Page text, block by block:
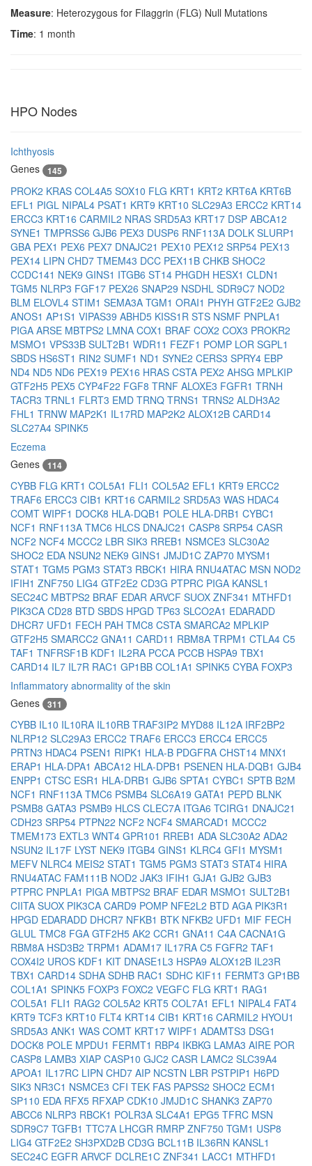
Measure: Heterozygous for Filaggrin (FLG) Null Mutations
Time: 1 month
HPO Nodes
Ichthyosis
Genes
145
PROK2 KRAS COL4A5 SOX10 FLG KRT1 KRT2 KRT6A KRT6B
EFL1 PIGL NIPAL4 PSAT1 KRT9 KRT10 SLC29A3 ERCC2 KRT14
ERCC3 KRT16 CARMIL2 NRAS SRD5A3 KRT17 DSP ABCA12
SYNE1 TMPRSS6 GJB6 PEX3 DUSP6 RNF113A DOLK SLURP1
GBA PEX1 PEX6 PEX7 DNAJC21 PEX10 PEX12 SRP54 PEX13
PEX14 LIPN CHD7 TMEM43 DCC PEX11B CHKB SHOC2
CCDC141 NEK9 GINS1 ITGB6 ST14 PHGDH HESX1 CLDN1
TGM5 NLRP3 FGF17 PEX26 SNAP29 NSDHL SDR9C7 NOD2
BLM ELOVL4 STIM1 SEMA3A TGM1 ORAI1 PHYH GTF2E2 GJB2
ANOS1 AP1S1 VIPAS39 ABHD5 KISS1R STS NSMF PNPLA1
PIGA ARSE MBTPS2 LMNA COX1 BRAF COX2 COX3 PROKR2
MSMO1 VPS33B SULT2B1 WDR11 FEZF1 POMP LOR SGPL1
SBDS HS6ST1 RIN2 SUMF1 ND1 SYNE2 CERS3 SPRY4 EBP
ND4 ND5 ND6 PEX19 PEX16 HRAS CSTA PEX2 AHSG MPLKIP
GTF2H5 PEX5 CYP4F22 FGF8 TRNF ALOXE3 FGFR1 TRNH
TACR3 TRNL1 FLRT3 EMD TRNQ TRNS1 TRNS2 ALDH3A2
FHL1 TRNW MAP2K1 IL17RD MAP2K2 ALOX12B CARD14
SLC27A4 SPINK5
Eczema
Genes
114
CYBB FLG KRT1 COL5A1 FLI1 COL5A2 EFL1 KRT9 ERCC2
TRAF6 ERCC3 CIB1 KRT16 CARMIL2 SRD5A3 WAS HDAC4
COMT WIPF1 DOCK8 HLA-DQB1 POLE HLA-DRB1 CYBC1
NCF1 RNF113A TMC6 HLCS DNAJC21 CASP8 SRP54 CASR
NCF2 NCF4 MCCC2 LBR SIK3 RREB1 NSMCE3 SLC30A2
SHOC2 EDA NSUN2 NEK9 GINS1 JMJD1C ZAP70 MYSM1
STAT1 TGM5 PGM3 STAT3 RBCK1 HIRA RNU4ATAC MSN NOD2
IFIH1 ZNF750 LIG4 GTF2E2 CD3G PTPRC PIGA KANSL1
SEC24C MBTPS2 BRAF EDAR ARVCF SUOX ZNF341 MTHFD1
PIK3CA CD28 BTD SBDS HPGD TP63 SLCO2A1 EDARADD
DHCR7 UFD1 FECH PAH TMC8 CSTA SMARCA2 MPLKIP
GTF2H5 SMARCC2 GNA11 CARD11 RBM8A TRPM1 CTLA4 C5
TAF1 TNFRSF1B KDF1 IL2RA PCCA PCCB HSPA9 TBX1
CARD14 IL7 IL7R RAC1 GP1BB COL1A1 SPINK5 CYBA FOXP3
Inflammatory abnormality of the skin
Genes
311
CYBB IL10 IL10RA IL10RB TRAF3IP2 MYD88 IL12A IRF2BP2
NLRP12 SLC29A3 ERCC2 TRAF6 ERCC3 ERCC4 ERCC5
PRTN3 HDAC4 PSEN1 RIPK1 HLA-B PDGFRA CHST14 MNX1
ERAP1 HLA-DPA1 ABCA12 HLA-DPB1 PSENEN HLA-DQB1 GJB4
ENPP1 CTSC ESR1 HLA-DRB1 GJB6 SPTA1 CYBC1 SPTB B2M
NCF1 RNF113A TMC6 PSMB4 SLC6A19 GATA1 PEPD BLNK
PSMB8 GATA3 PSMB9 HLCS CLEC7A ITGA6 TCIRG1 DNAJC21
CDH23 SRP54 PTPN22 NCF2 NCF4 SMARCAD1 MCCC2
TMEM173 EXTL3 WNT4 GPR101 RREB1 ADA SLC30A2 ADA2
NSUN2 IL17F LYST NEK9 ITGB4 GINS1 KLRC4 GFI1 MYSM1
MEFV NLRC4 MEIS2 STAT1 TGM5 PGM3 STAT3 STAT4 HIRA
RNU4ATAC FAM111B NOD2 JAK3 IFIH1 GJA1 GJB2 GJB3
PTPRC PNPLA1 PIGA MBTPS2 BRAF EDAR MSMO1 SULT2B1
CIITA SUOX PIK3CA CARD9 POMP NFE2L2 BTD AGA PIK3R1
HPGD EDARADD DHCR7 NFKB1 BTK NFKB2 UFD1 MIF FECH
GLUL TMC8 FGA GTF2H5 AK2 CCR1 GNA11 C4A CACNA1G
RBM8A HSD3B2 TRPM1 ADAM17 IL17RA C5 FGFR2 TAF1
COX4I2 UROS KDF1 KIT DNASE1L3 HSPA9 ALOX12B IL23R
TBX1 CARD14 SDHA SDHB RAC1 SDHC KIF11 FERMT3 GP1BB
COL1A1 SPINK5 FOXP3 FOXC2 VEGFC FLG KRT1 RAG1
COL5A1 FLI1 RAG2 COL5A2 KRT5 COL7A1 EFL1 NIPAL4 FAT4
KRT9 TCF3 KRT10 FLT4 KRT14 CIB1 KRT16 CARMIL2 HYOU1
SRD5A3 ANK1 WAS COMT KRT17 WIPF1 ADAMTS3 DSG1
DOCK8 POLE MPDU1 FERMT1 RBP4 IKBKG LAMA3 AIRE POR
CASP8 LAMB3 XIAP CASP10 GJC2 CASR LAMC2 SLC39A4
APOA1 IL17RC LIPN CHD7 AIP NCSTN LBR PSTPIP1 H6PD
SIK3 NR3C1 NSMCE3 CFI TEK FAS PAPSS2 SHOC2 ECM1
SP110 EDA RFX5 RFXAP CDK10 JMJD1C SHANK3 ZAP70
ABCC6 NLRP3 RBCK1 POLR3A SLC4A1 EPG5 TFRC MSN
SDR9C7 TGFB1 TTC7A LHCGR RMRP ZNF750 TGM1 USP8
LIG4 GTF2E2 SH3PXD2B CD3G BCL11B IL36RN KANSL1
SEC24C EGFR ARVCF DCLRE1C ZNF341 LACC1 MTHFD1